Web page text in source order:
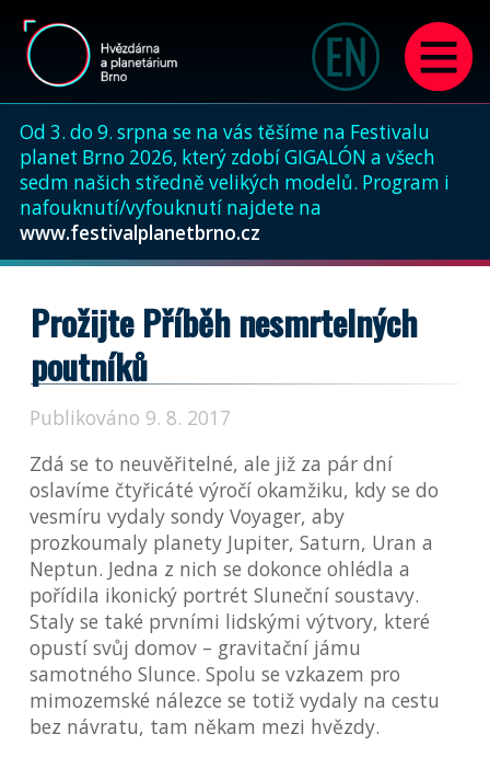
Od 3. do 9. srpna se na vás těšíme na Festivalu
planet Brno 2026, který zdobí GIGALÓN a všech
sedm našich středně velikých modelů. Program i
nafouknutí/vyfouknutí najdete na
www.festivalplanetbrno.cz
Prožijte Příběh nesmrtelných
poutníků
Publikováno 9. 8. 2017
Zdá se to neuvěřitelné, ale již za pár dní
oslavíme čtyřicáté výročí okamžiku, kdy se do
vesmíru vydaly sondy Voyager, aby
prozkoumaly planety Jupiter, Saturn, Uran a
Neptun. Jedna z nich se dokonce ohlédla a
pořídila ikonický portrét Sluneční soustavy.
Staly se také prvními lidskými výtvory, které
opustí svůj domov – gravitační jámu
samotného Slunce. Spolu se vzkazem pro
mimozemské nálezce se totiž vydaly na cestu
bez návratu, tam někam mezi hvězdy.